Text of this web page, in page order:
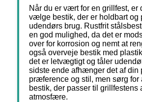
Når du er vært for en grillfest, er
vælge bestik, der er holdbart og
udendørs brug. Rustfrit
en god mulighed, da det er
over for korrosion og nemt at
også overveje bestik med
det er letvægtigt og tåler
sidste ende afhænger det af din
præference og stil, men sørg
bestik, der passer til grillfestens
atmosfære.